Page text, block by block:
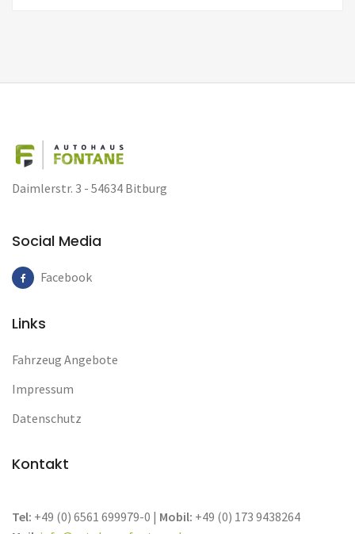
Daimlerstr. 3 - 54634 Bitburg
Social Media
Facebook
Links
Fahrzeug Angebote
Impressum
Datenschutz
Kontakt
Tel: +49 (0) 6561 699979-0 | Mobil: +49 (0) 173 9438264